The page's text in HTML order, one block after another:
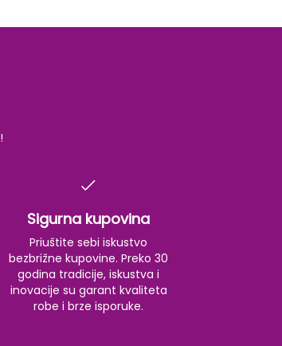
Sigurna kupovina
Priuštite sebi iskustvo
bezbrižne kupovine. Preko 30
godina tradicije, iskustva i
inovacije su garant kvaliteta
robe i brze isporuke.